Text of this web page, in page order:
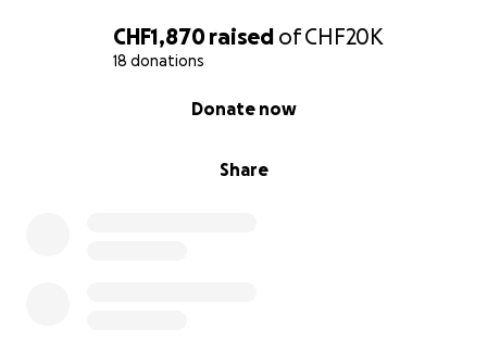
CHF1,870 raised ofCHF20K
18 donations
Share
Donate now